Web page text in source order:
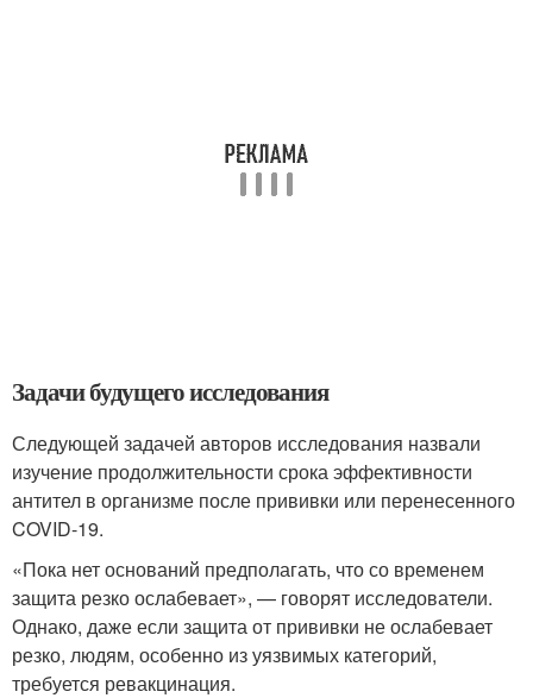
Задачи будущего исследования
Следующей задачей авторов исследования назвали
изучение продолжительности срока эффективности
антител в организме после прививки или перенесенного
COVID-19.
«Пока нет оснований предполагать, что со временем
защита резко ослабевает», — говорят исследователи.
Однако, даже если защита от прививки не ослабевает
резко, людям, особенно из уязвимых категорий,
требуется ревакцинация.